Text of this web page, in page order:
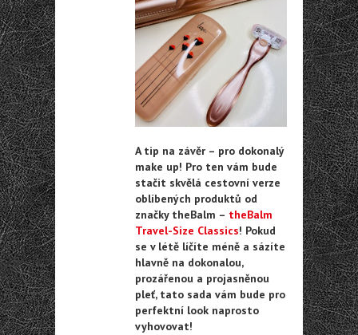
A tip na závěr – pro dokonalý
make up! Pro ten vám bude
stačit skvělá cestovní verze
oblíbených produktů od
značky theBalm – theBalm
Travel-Size Classics! Pokud
se v létě líčíte méně a sázíte
hlavně na dokonalou,
prozářenou a projasněnou
pleť, tato sada vám bude pro
perfektní look naprosto
vyhovovat!